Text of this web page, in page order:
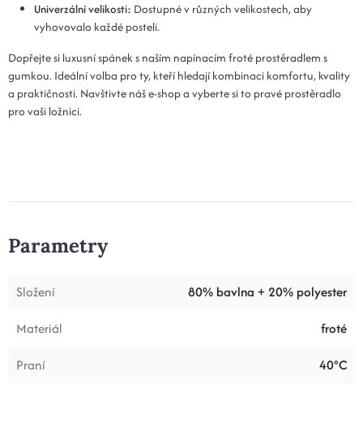
Univerzální velikosti: Dostupné v různých velikostech, aby
vyhovovalo každé posteli.
Dopřejte si luxusní spánek s naším napínacím froté prostěradlem s
gumkou. Ideální volba pro ty, kteří hledají kombinaci komfortu, kvality
a praktičnosti. Navštivte náš e-shop a vyberte si to pravé prostěradlo
pro vaši ložnici.
Parametry
Složení
80% bavlna + 20% polyester
Materiál
froté
Praní
40°C